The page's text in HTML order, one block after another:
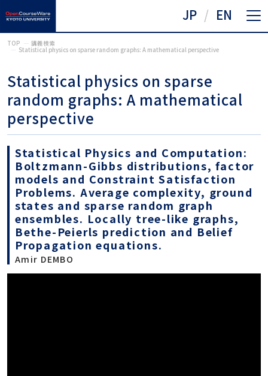
JP EN
TOP 講義検索
Statistical physics on sparse random graphs: A mathematical perspective
Statistical physics on sparse
random graphs: A mathematical
perspective
Statistical Physics and Computation:
Boltzmann-Gibbs distributions, factor
models and Constraint Satisfaction
Problems. Average complexity, ground
states and sparse random graph
ensembles. Locally tree-like graphs,
Bethe-Peierls prediction and Belief
Propagation equations.
Amir DEMBO